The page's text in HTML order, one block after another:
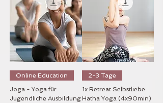
Online Education
Joga - Yoga für
Jugendliche Ausbildung
2-3 Tage
1x Retreat Selbstliebe
Hatha Yoga (4x90min)